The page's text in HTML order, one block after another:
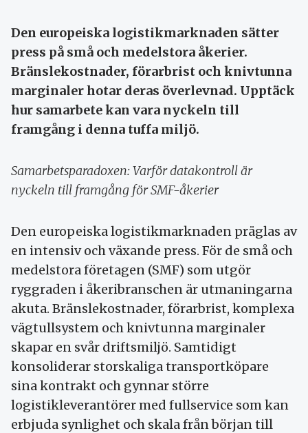
Den europeiska logistikmarknaden sätter
press på små och medelstora åkerier.
Bränslekostnader, förarbrist och knivtunna
marginaler hotar deras överlevnad. Upptäck
hur samarbete kan vara nyckeln till
framgång i denna tuffa miljö.
Samarbetsparadoxen: Varför datakontroll är
nyckeln till framgång för SMF-åkerier
Den europeiska logistikmarknaden präglas av
en intensiv och växande press. För de små och
medelstora företagen (SMF) som utgör
ryggraden i åkeribranschen är utmaningarna
akuta. Bränslekostnader, förarbrist, komplexa
vägtullsystem och knivtunna marginaler
skapar en svår driftsmiljö. Samtidigt
konsoliderar storskaliga transportköpare
sina kontrakt och gynnar större
logistikleverantörer med fullservice som kan
erbjuda synlighet och skala från början till